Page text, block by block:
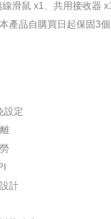
滑鼠 x1、共用接收器
產品自購買日起保固3
設定
計